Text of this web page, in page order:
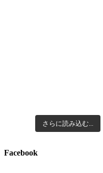
さらに読み込む...
Facebook